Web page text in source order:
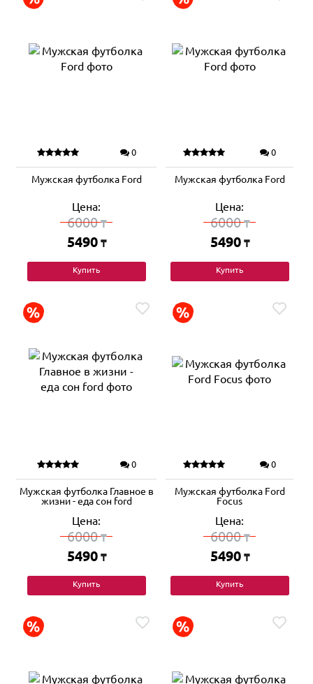
0
Мужская футболка Ford
Цена:
6000₸
5490 ₸
Купить
0
Мужская футболка Ford
Цена:
6000₸
5490 ₸
Купить
0
Мужская футболка Главное в
жизни - еда сон ford
Цена:
6000₸
5490 ₸
Купить
0
Мужская футболка Ford
Focus
Цена:
6000₸
5490 ₸
Купить